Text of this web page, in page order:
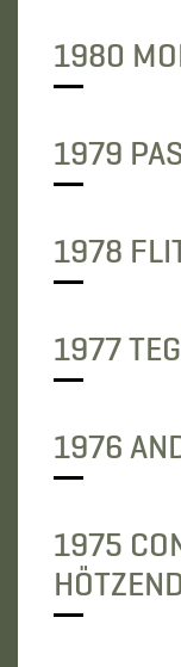
1980
1979
1978
1977
1976
1975